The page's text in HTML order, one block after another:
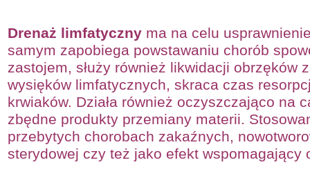
Drenaż limfatyczny ma na celu
samym zapobiega powstawaniu chorób
zastojem, służy również likwidacji obrzęków
wysięków limfatycznych, skraca czas
krwiaków. Działa również oczyszczająco na
zbędne produkty przemiany materii.
przebytych chorobach zakaźnych,
sterydowej czy też jako efekt wspomagający